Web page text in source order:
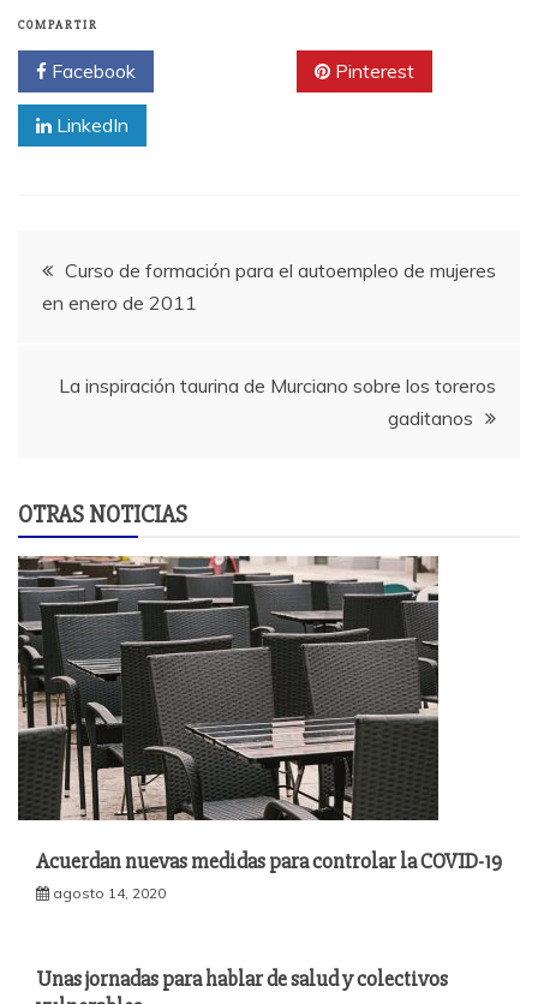
COMPARTIR
Facebook Pinterest
LinkedIn
Navegación
de
entradas
Curso de formación para el autoempleo de mujeres
en enero de 2011
La inspiración taurina de Murciano sobre los toreros
gaditanos
OTRAS NOTICIAS
Acuerdan nuevas medidas para controlar la COVID-19
agosto 14, 2020
Unas jornadas para hablar de salud y colectivos